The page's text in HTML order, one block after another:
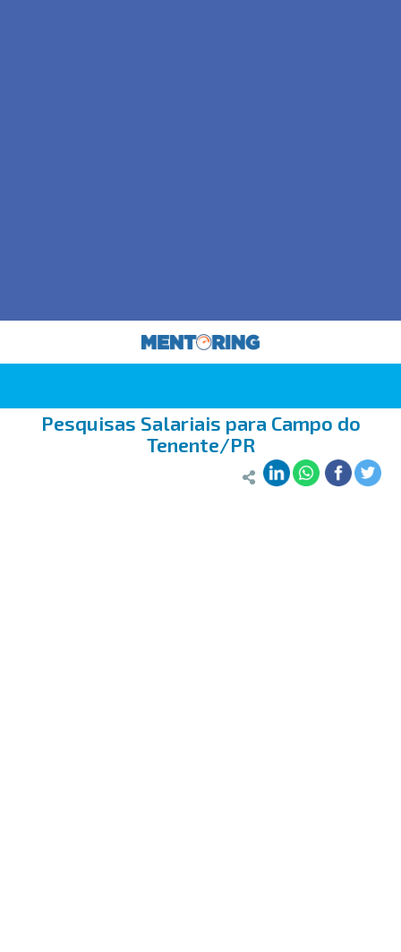
Pesquisas Salariais para Campo do
Tenente/PR